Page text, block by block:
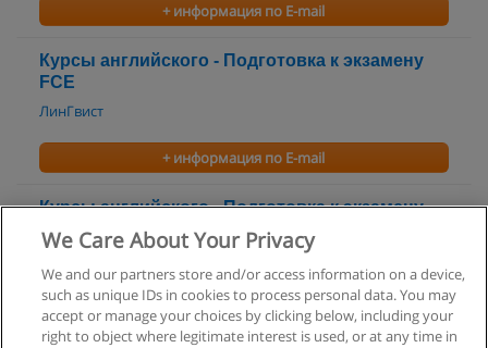
+ информация по E-mail
Курсы английского - Подготовка к экзамену
FCE
ЛинГвист
+ информация по E-mail
Курсы английского - Подготовка к экзамену
CAE
+ информация по E-mail
We Care About Your Privacy
We and our partners store and/or access information on a device,
such as unique IDs in cookies to process personal data. You may
accept or manage your choices by clicking below, including your
right to object where legitimate interest is used, or at any time in